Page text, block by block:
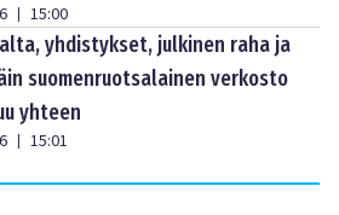
| 15:00
yhdistykset, julkinen raha ja
suomenruotsalainen verkosto
yhteen
| 15:01